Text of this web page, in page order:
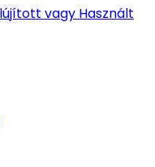
vagy Használt